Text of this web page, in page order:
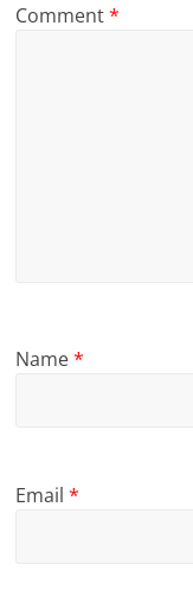
Comment*
Name*
Email*